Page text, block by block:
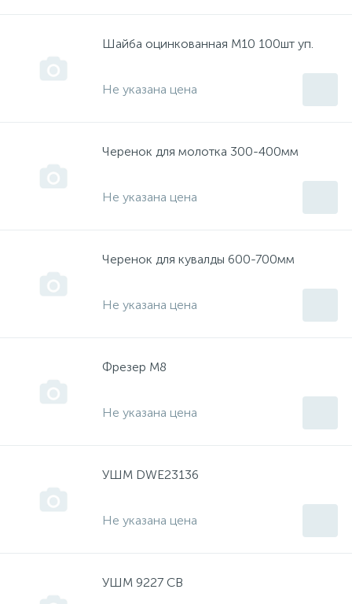
Шайба оцинкованная М10 100шт уп.
Не указана цена
Черенок для молотка 300-400мм
Не указана цена
Черенок для кувалды 600-700мм
Не указана цена
Фрезер М8
Не указана цена
УШМ DWE23136
Не указана цена
УШМ 9227 CB
Все запчасти ТД АЕЗ
Запчасти - Мелочевка
Зубр